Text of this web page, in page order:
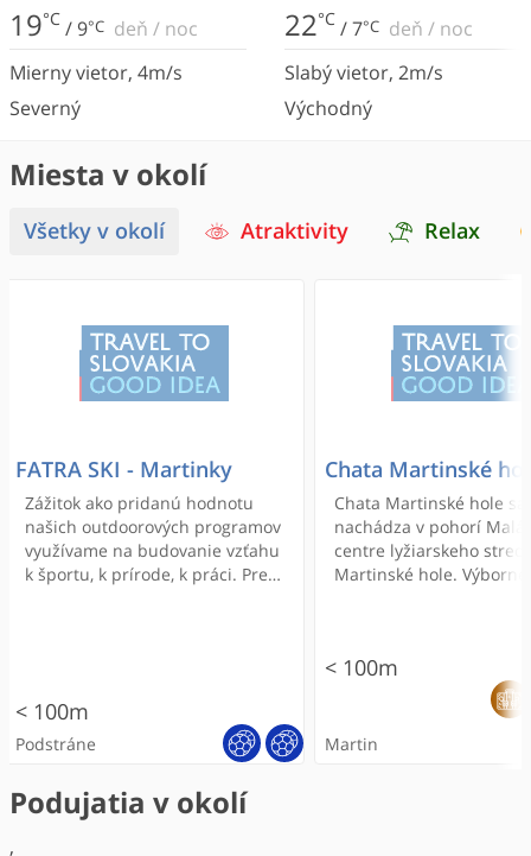
19°C / 9°C deň / noc
Mierny vietor, 4m/s
Severný
22°C /7°C deň / noc
Slabý vietor, 2m/s
Východný
Miesta v okolí
Všetky v okolí Atraktivity Relax
FATRA SKI - Martinky
Zážitok ako pridanú hodnotu
našich outdoorových programov
využívame na budovanie vzťahu
k športu, k prírode, k práci. Pre
systém zážitkových outdoorovo-
teambuildingových a športovo-
< 100m
Podstráne
Chata Martinské
Chata Martinské hole sa
nachádza v pohorí Malá
centre lyžiarskeho
Martinské hole. Výborné
turisticko-lyžiarskym
najmä zjazdovému
veď najbližší lyžiarsky
vzdialený od chaty len
< 100m
Martin
Podujatia v okolí
,